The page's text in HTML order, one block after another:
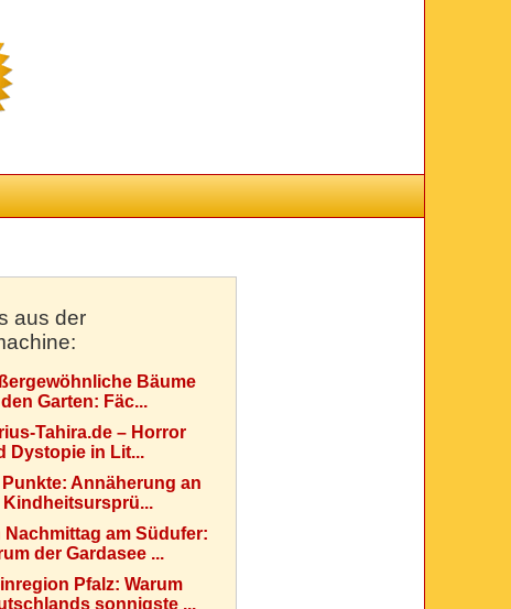
aus der
Bäume
Garten: Fäc...
Tahira.de – Horror
Dystopie in Lit...
Punkte: Annäherung an
Kindheitsursprü...
Nachmittag am Südufer:
der Gardasee ...
Pfalz: Warum
sonnigste ...